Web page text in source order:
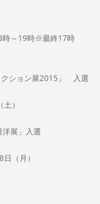
～19時※最終17時
クション展2015」 入選
）
展」入選
（月）